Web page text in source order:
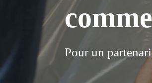
Pour un